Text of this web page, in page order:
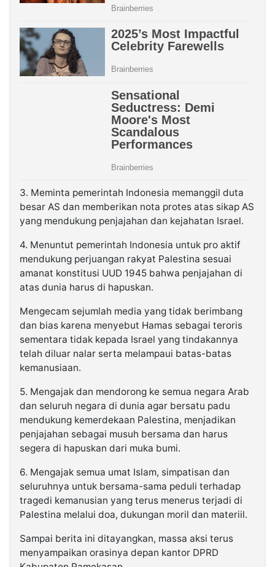
3. Meminta pemerintah Indonesia memanggil duta
besar AS dan memberikan nota protes atas sikap AS
yang mendukung penjajahan dan kejahatan Israel.
4. Menuntut pemerintah Indonesia untuk pro aktif
mendukung perjuangan rakyat Palestina sesuai
amanat konstitusi UUD 1945 bahwa penjajahan di
atas dunia harus di hapuskan.
Mengecam sejumlah media yang tidak berimbang
dan bias karena menyebut Hamas sebagai teroris
sementara tidak kepada Israel yang tindakannya
telah diluar nalar serta melampaui batas-batas
kemanusiaan.
5. Mengajak dan mendorong ke semua negara Arab
dan seluruh negara di dunia agar bersatu padu
mendukung kemerdekaan Palestina, menjadikan
penjajahan sebagai musuh bersama dan harus
segera di hapuskan dari muka bumi.
6. Mengajak semua umat Islam, simpatisan dan
seluruhnya untuk bersama-sama peduli terhadap
tragedi kemanusian yang terus menerus terjadi di
Palestina melalui doa, dukungan moril dan materiil.
Sampai berita ini ditayangkan, massa aksi terus
menyampaikan orasinya depan kantor DPRD